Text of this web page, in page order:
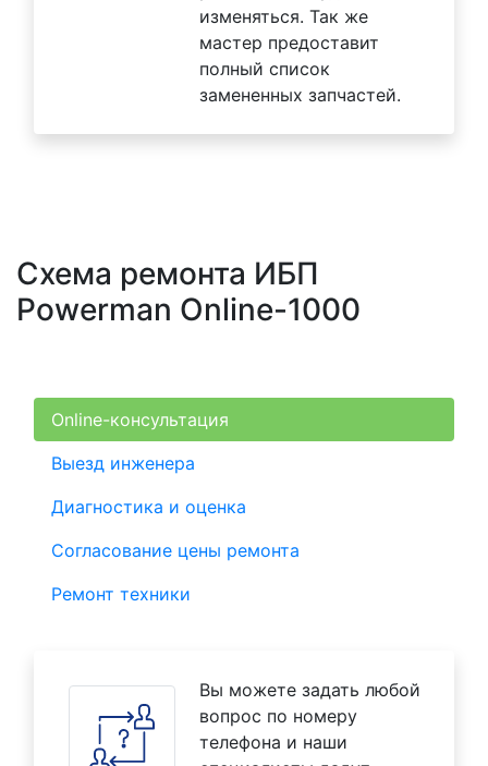
изменяться. Так же
мастер предоставит
полный список
замененных запчастей.
Схема ремонта ИБП
Powerman Online-1000
Online-консультация
Выезд инженера
Диагностика и оценка
Согласование цены ремонта
Ремонт техники
Вы можете задать любой
вопрос по номеру
телефона и наши